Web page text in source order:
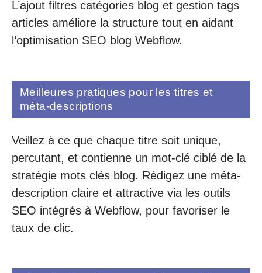
L’ajout filtres catégories blog et gestion tags
articles améliore la structure tout en aidant
l’optimisation SEO blog Webflow.
Meilleures pratiques pour les titres et
méta-descriptions
Veillez à ce que chaque titre soit unique,
percutant, et contienne un mot-clé ciblé de la
stratégie mots clés blog. Rédigez une méta-
description claire et attractive via les outils
SEO intégrés à Webflow, pour favoriser le
taux de clic.